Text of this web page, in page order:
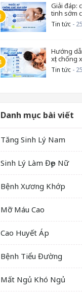
Giải đáp:
tinh sớm
Tin tức -
Hướng
xịt chống
nam
Tin tức -
Danh mục bài viết
Tăng Sinh Lý Nam
Sinh Lý Làm Đẹp Nữ
Bệnh Xương Khớp
Mỡ Máu Cao
Cao Huyết Áp
Bệnh Tiểu Đường
Mất Ngủ Khó Ngủ